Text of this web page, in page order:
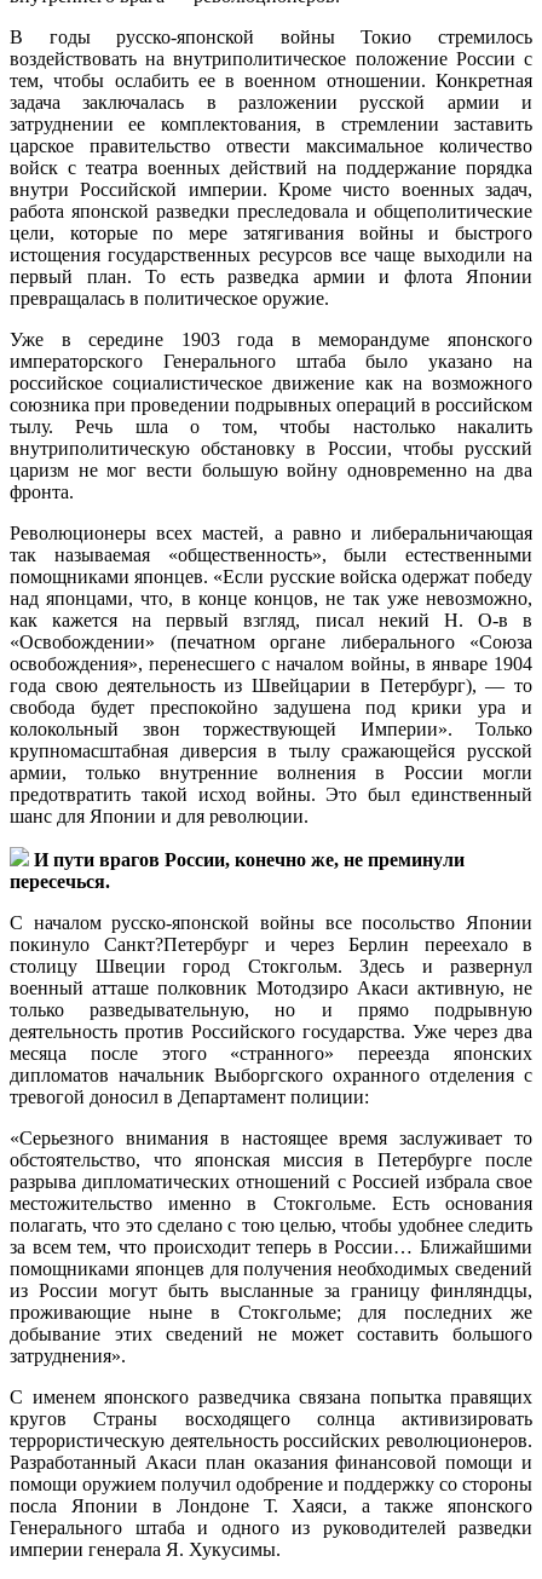
В годы русско-японской войны Токио стремилось
воздействовать на внутриполитическое положение России с
тем, чтобы ослабить ее в военном отношении. Конкретная
задача заключалась в разложении русской армии и
затруднении ее комплектования, в стремлении заставить
царское правительство отвести максимальное количество
войск с театра военных действий на поддержание порядка
внутри Российской империи. Кроме чисто военных задач,
работа японской разведки преследовала и общеполитические
цели, которые по мере затягивания войны и быстрого
истощения государственных ресурсов все чаще выходили на
первый план. То есть разведка армии и флота Японии
превращалась в политическое оружие.
Уже в середине 1903 года в меморандуме японского
императорского Генерального штаба было указано на
российское социалистическое движение как на возможного
союзника при проведении подрывных операций в российском
тылу. Речь шла о том, чтобы настолько накалить
внутриполитическую обстановку в России, чтобы русский
царизм не мог вести большую войну одновременно на два
фронта.
Революционеры всех мастей, а равно и либеральничающая
так называемая «общественность», были естественными
помощниками японцев. «Если русские войска одержат победу
над японцами, что, в конце концов, не так уже невозможно,
как кажется на первый взгляд, писал некий Н. О-в в
«Освобождении» (печатном органе либерального «Союза
освобождения», перенесшего с началом войны, в январе 1904
года свою деятельность из Швейцарии в Петербург), — то
свобода будет преспокойно задушена под крики ура и
колокольный звон торжествующей Империи». Только
крупномасштабная диверсия в тылу сражающейся русской
армии, только внутренние волнения в России могли
предотвратить такой исход войны. Это был единственный
шанс для Японии и для революции.
И пути врагов России, конечно же, не преминули
пересечься.
С началом русско-японской войны все посольство Японии
покинуло Санкт?Петербург и через Берлин переехало в
столицу Швеции город Стокгольм. Здесь и развернул
военный атташе полковник Мотодзиро Акаси активную, не
только разведывательную, но и прямо подрывную
деятельность против Российского государства. Уже через два
месяца после этого «странного» переезда японских
дипломатов начальник Выборгского охранного отделения с
тревогой доносил в Департамент полиции:
«Серьезного внимания в настоящее время заслуживает то
обстоятельство, что японская миссия в Петербурге после
разрыва дипломатических отношений с Россией избрала свое
местожительство именно в Стокгольме. Есть основания
полагать, что это сделано с тою целью, чтобы удобнее следить
за всем тем, что происходит теперь в России… Ближайшими
помощниками японцев для получения необходимых сведений
из России могут быть высланные за границу финляндцы,
проживающие ныне в Стокгольме; для последних же
добывание этих сведений не может составить большого
затруднения».
С именем японского разведчика связана попытка правящих
кругов Страны восходящего солнца активизировать
террористическую деятельность российских революционеров.
Разработанный Акаси план оказания финансовой помощи и
помощи оружием получил одобрение и поддержку со стороны
посла Японии в Лондоне Т. Хаяси, а также японского
Генерального штаба и одного из руководителей разведки
империи генерала Я. Хукусимы.